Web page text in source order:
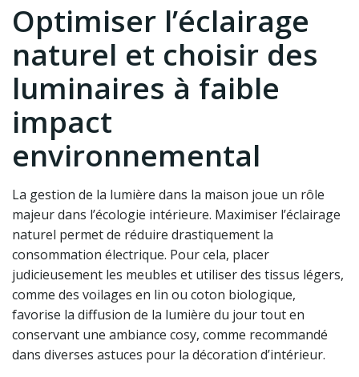
Optimiser l’éclairage
naturel et choisir des
luminaires à faible
impact
environnemental
La gestion de la lumière dans la maison joue un rôle
majeur dans l’écologie intérieure. Maximiser l’éclairage
naturel permet de réduire drastiquement la
consommation électrique. Pour cela, placer
judicieusement les meubles et utiliser des tissus légers,
comme des voilages en lin ou coton biologique,
favorise la diffusion de la lumière du jour tout en
conservant une ambiance cosy, comme recommandé
dans diverses astuces pour la décoration d’intérieur.